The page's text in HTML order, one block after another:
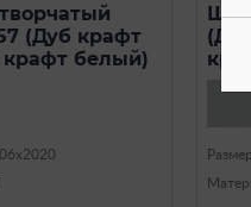
(Дуб крафт
белый)